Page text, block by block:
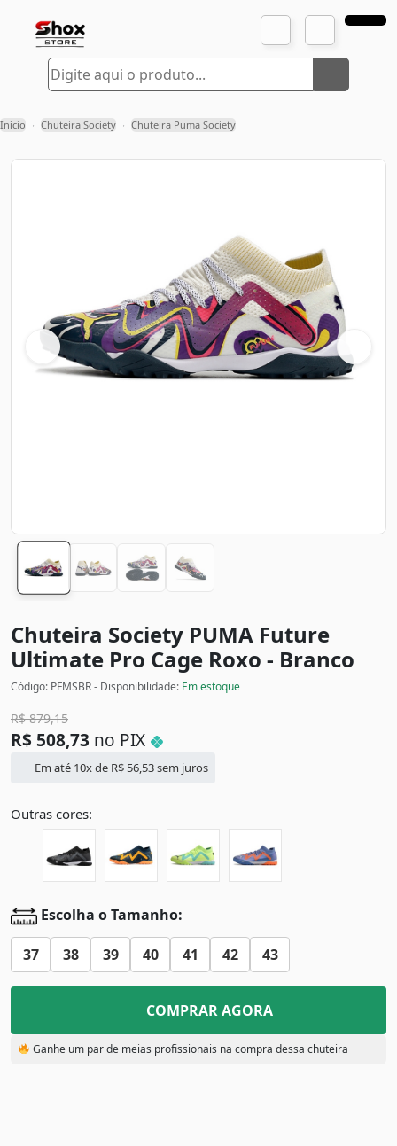
Início › Chuteira Society › Chuteira Puma Society
Chuteira Society PUMA Future
Ultimate Pro Cage Roxo - Branco
Código: PFMSBR - Disponibilidade: Em estoque
R$879,15
R$ 508,73 no PIX
Em até 10x de R$ 56,53sem juros
Outras cores:
Escolha o Tamanho:
37 38 39 40 41 42 43
COMPRAR AGORA
Ganhe um par de meias profissionais na compra dessa chuteira